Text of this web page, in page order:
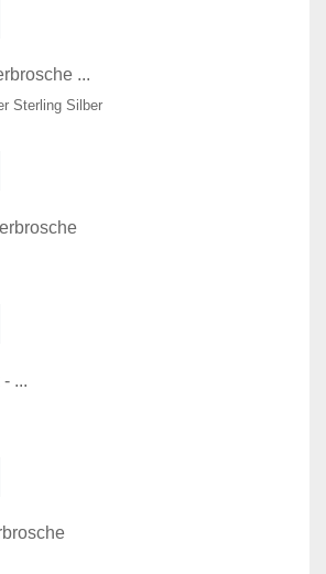
...
Sterling Silber
...